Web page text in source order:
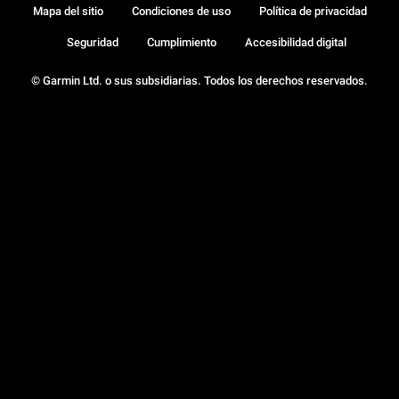
© Garmin Ltd. o sus subsidiarias. Todos los derechos reservados.
Mapa del sitio Condiciones de uso Política de privacidad
Seguridad Cumplimiento Accesibilidad digital